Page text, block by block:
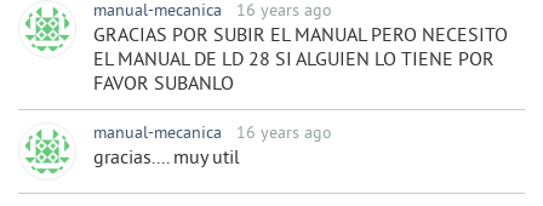
manual-mecanica 16 years ago
GRACIAS POR SUBIR EL MANUAL PERO NECESITO
EL MANUAL DE LD 28 SI ALGUIEN LO TIENE POR
FAVOR SUBANLO
manual-mecanica 16 years ago
gracias.... muy util